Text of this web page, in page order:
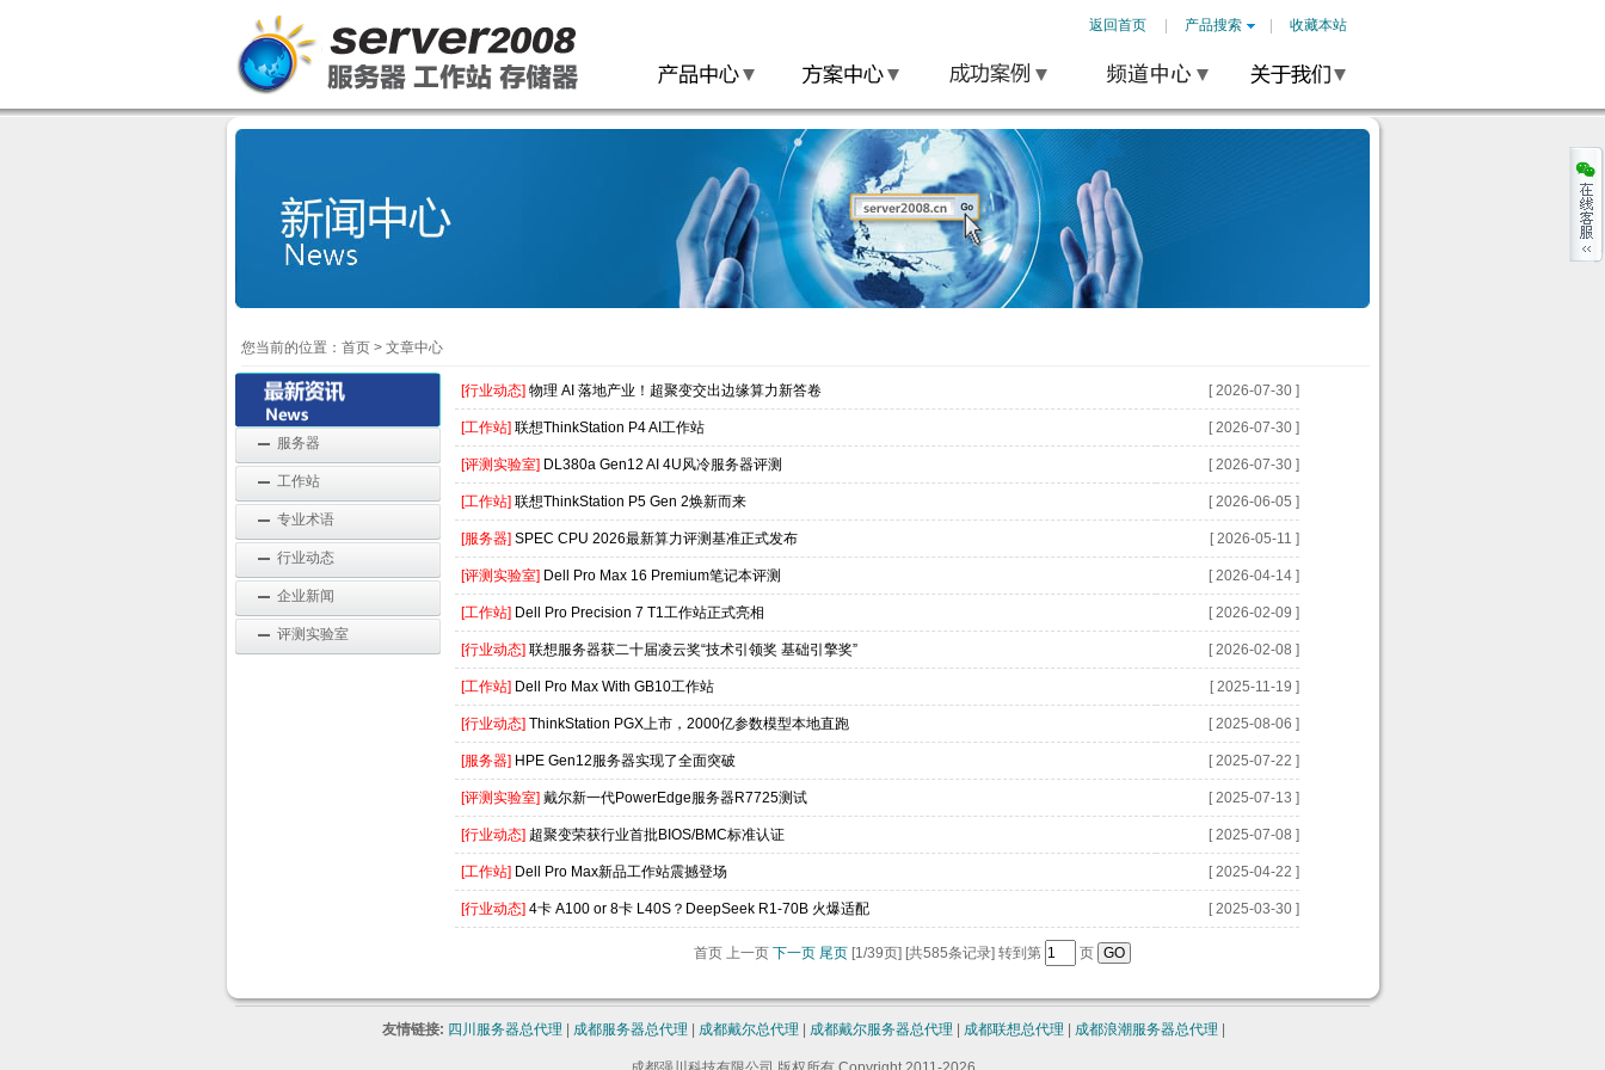
返回首页 产品搜索 收藏本站
您当前的位置： 首页 > 文章中心
服务器
工作站
专业术语
行业动态
企业新闻
评测实验室
[行业动态] 物理 AI 落地产业！超聚变交出边缘算力新答卷 [ 2026-07-30 ]
[工作站] 联想ThinkStation P4 AI工作站 [ 2026-07-30 ]
[评测实验室] DL380a Gen12 AI 4U风冷服务器评测 [ 2026-07-30 ]
[工作站] 联想ThinkStation P5 Gen 2焕新而来 [ 2026-06-05 ]
[服务器] SPEC CPU 2026最新算力评测基准正式发布 [ 2026-05-11 ]
[评测实验室] Dell Pro Max 16 Premium笔记本评测 [ 2026-04-14 ]
[工作站] Dell Pro Precision 7 T1工作站正式亮相 [ 2026-02-09 ]
[行业动态] 联想服务器获二十届凌云奖“技术引领奖 基础引擎奖” [ 2026-02-08 ]
[工作站] Dell Pro Max With GB10工作站 [ 2025-11-19 ]
[行业动态] ThinkStation PGX上市，2000亿参数模型本地直跑 [ 2025-08-06 ]
[服务器] HPE Gen12服务器实现了全面突破 [ 2025-07-22 ]
[评测实验室] 戴尔新一代PowerEdge服务器R7725测试 [ 2025-07-13 ]
[行业动态] 超聚变荣获行业首批BIOS/BMC标准认证 [ 2025-07-08 ]
[工作站] Dell Pro Max新品工作站震撼登场 [ 2025-04-22 ]
[行业动态] 4卡 A100 or 8卡 L40S？DeepSeek R1-70B 火爆适配 [ 2025-03-30 ]
首页 上一页 下一页 尾页 [1/39页] [共585条记录] 转到第 页
友情链接: 四川服务器总代理 成都服务器总代理 成都戴尔总代理 成都戴尔服务器总代理 成都联想总代理 成都浪潮服务器总代理